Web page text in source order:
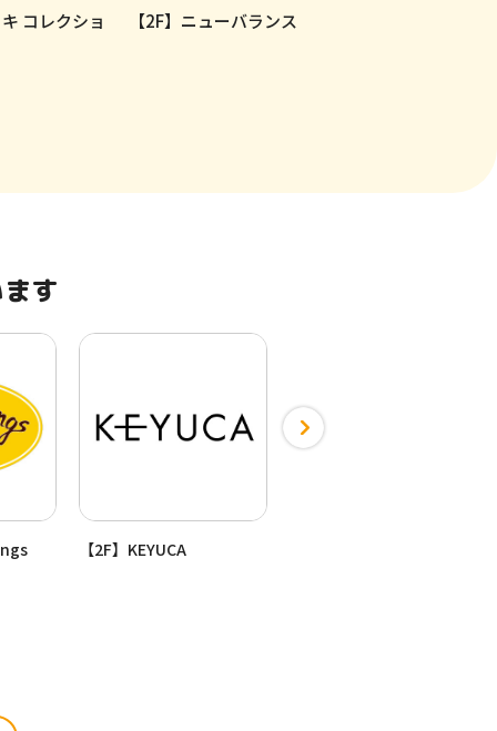
コレクショ 【2F】ニューバランス
す
【2F】KEYUCA